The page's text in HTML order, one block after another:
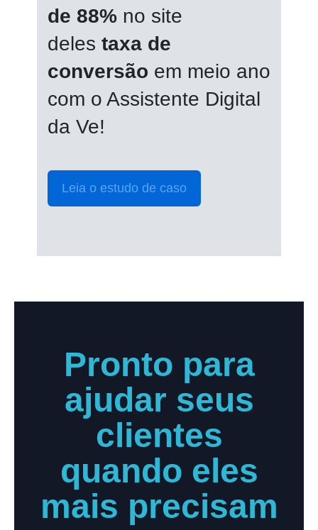
de 88% no site
deles taxa de
conversão em meio ano
com o Assistente Digital
da Ve!
Leia o estudo de caso
Pronto para
ajudar seus
clientes
quando eles
mais precisam